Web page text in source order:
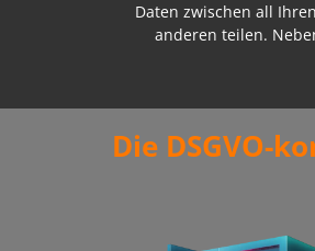
Daten zwischen all
anderen teilen.
Die DSGVO-